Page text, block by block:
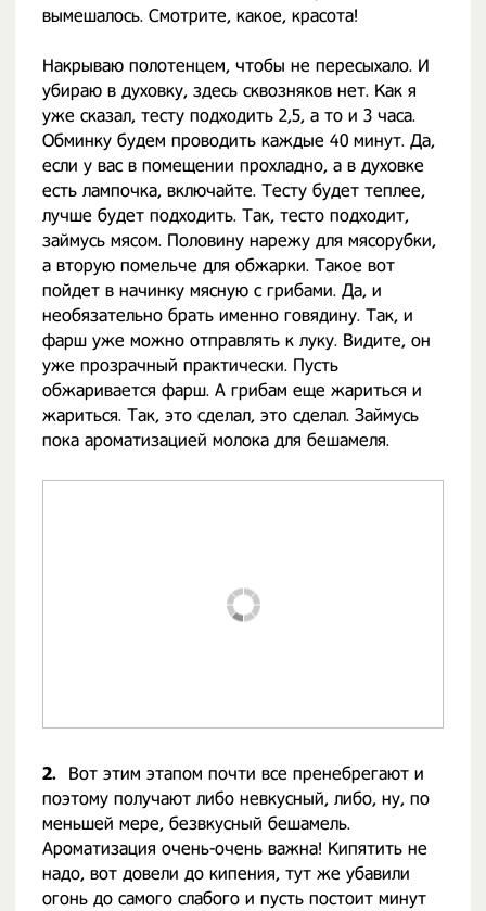
вымешалось. Смотрите, какое, красота!
Накрываю полотенцем, чтобы не пересыхало. И
убираю в духовку, здесь сквозняков нет. Как я
уже сказал, тесту подходить 2,5, а то и 3 часа.
Обминку будем проводить каждые 40 минут. Да,
если у вас в помещении прохладно, а в духовке
есть лампочка, включайте. Тесту будет теплее,
лучше будет подходить. Так, тесто подходит,
займусь мясом. Половину нарежу для мясорубки,
а вторую помельче для обжарки. Такое вот
пойдет в начинку мясную с грибами. Да, и
необязательно брать именно говядину. Так, и
фарш уже можно отправлять к луку. Видите, он
уже прозрачный практически. Пусть
обжаривается фарш. А грибам еще жариться и
жариться. Так, это сделал, это сделал. Займусь
пока ароматизацией молока для бешамеля.
2.
Вот этим этапом почти все пренебрегают и
поэтому получают либо невкусный, либо, ну, по
меньшей мере, безвкусный бешамель.
Ароматизация очень-очень важна! Кипятить не
надо, вот довели до кипения, тут же убавили
огонь до самого слабого и пусть постоит минут